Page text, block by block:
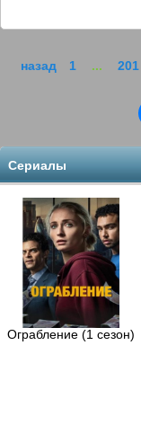
назад 1 ... 201
Сериалы
Ограбление (1 сезон)